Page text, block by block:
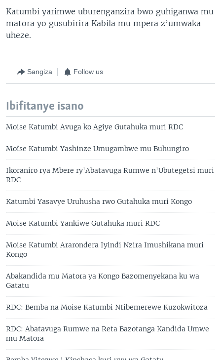
Katumbi yarimwe uburenganzira bwo guhiganwa mu
matora yo gusubirira Kabila mu mpera z’umwaka
uheze.
Sangiza Follow us
Ibifitanye isano
Moise Katumbi Avuga ko Agiye Gutahuka muri RDC
Moïse Katumbi Yashinze Umugambwe mu Buhungiro
Ikoraniro rya Mbere ry'Abatavuga Rumwe n'Ubutegetsi muri
RDC
Katumbi Yasavye Uruhusha rwo Gutahuka muri Kongo
Moise Katumbi Yankiwe Gutahuka muri RDC
Moise Katumbi Ararondera Iyindi Nzira Imushikana muri
Kongo
Abakandida mu Matora ya Kongo Bazomenyekana ku wa
Gatatu
RDC: Bemba na Moise Katumbi Ntibemerewe Kuzokwitoza
RDC: Abatavuga Rumwe na Reta Bazotanga Kandida Umwe
mu Matora